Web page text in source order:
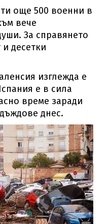
още 500 военни в
вече
За справянето
десетки
изглежда е
е в сила
време заради
днес.